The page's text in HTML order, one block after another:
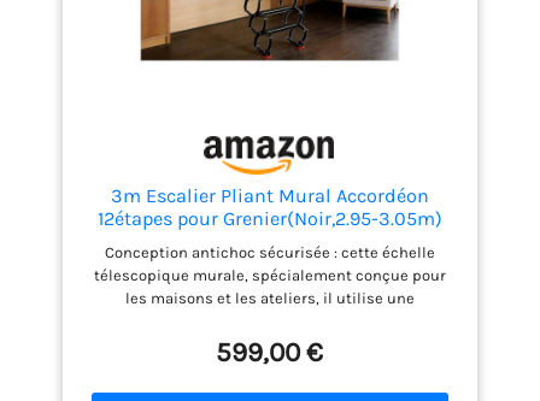
3m Escalier Pliant Mural Accordéon
12étapes pour Grenier(Noir,2.95-3.05m)
Conception antichoc sécurisée : cette échelle
télescopique murale, spécialement conçue pour
les maisons et les ateliers, il utilise une
puissant qui réduit efficacement le bruit et permet
un fonctionnement silencieux, sans déranger les
personnes ni les animaux domestiques. Sa
599,00 €